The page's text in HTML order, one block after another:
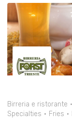
Birreria e ristorante
Specialties
Fries